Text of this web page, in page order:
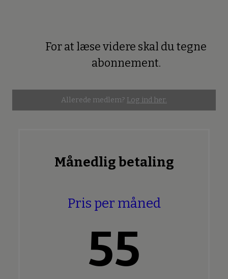
For at læse videre skal du tegne
abonnement.
Allerede medlem? Log ind her.
Månedlig betaling
Pris per måned
55